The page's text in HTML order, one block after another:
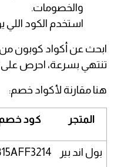
والخصومات.
استخدم الكود اللي
ابحث عن أكواد كوبون من
تنتهي بسرعة، احرص
هنا مقارنة لأكواد خصم:
المتجر كود
بول اند بير